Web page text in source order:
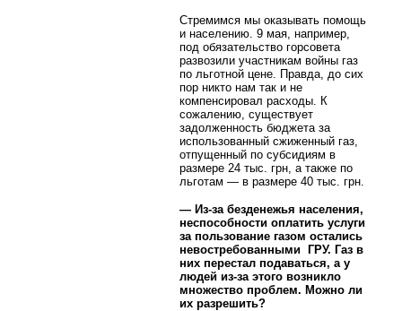
Стремимся мы оказывать помощь
и населению. 9 мая, например,
под обязательство горсовета
развозили участникам войны газ
по льготной цене. Правда, до сих
пор никто нам так и не
компенсировал расходы. К
сожалению, существует
задолженность бюджета за
использованный сжиженный газ,
отпущенный по субсидиям в
размере 24 тыс. грн, а также по
льготам — в размере 40 тыс. грн.
— Из-за безденежья населения,
неспособности оплатить услуги
за пользование газом остались
невостребованными
ГРУ. Газ в
них перестал подаваться, а у
людей из-за этого возникло
множество проблем. Можно ли
их разрешить?